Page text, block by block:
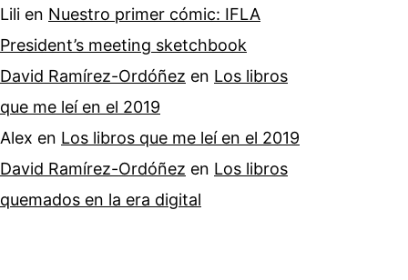
Lili en Nuestro primer cómic: IFLA
President’s meeting sketchbook
David Ramírez-Ordóñez en Los libros
que me leí en el 2019
Alex en Los libros que me leí en el 2019
David Ramírez-Ordóñez en Los libros
quemados en la era digital